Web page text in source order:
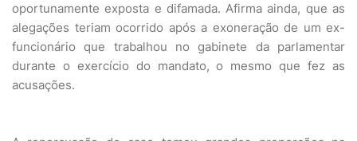
oportunamente exposta e difamada. Afirma ainda, que as
alegações teriam ocorrido após a exoneração de um ex-
funcionário que trabalhou no gabinete da parlamentar
durante o exercício do mandato, o mesmo que fez as
acusações.